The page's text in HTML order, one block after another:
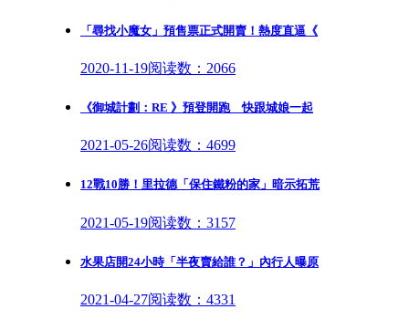
「尋找小魔女」預售票正式開賣！熱度直逼《
2020-11-19阅读数：2066
《御城計劃：RE 》預登開跑 快跟城娘一起
2021-05-26阅读数：4699
12戰10勝！里拉德「保住鐵粉的家」暗示拓荒
2021-05-19阅读数：3157
水果店開24小時「半夜賣給誰？」內行人曝原
2021-04-27阅读数：4331